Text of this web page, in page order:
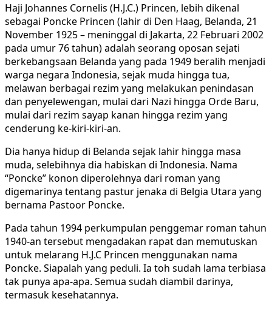
Haji Johannes Cornelis (H.J.C.) Princen, lebih dikenal
sebagai Poncke Princen (lahir di Den Haag, Belanda, 21
November 1925 – meninggal di Jakarta, 22 Februari 2002
pada umur 76 tahun) adalah seorang oposan sejati
berkebangsaan Belanda yang pada 1949 beralih menjadi
warga negara Indonesia, sejak muda hingga tua,
melawan berbagai rezim yang melakukan penindasan
dan penyelewengan, mulai dari Nazi hingga Orde Baru,
mulai dari rezim sayap kanan hingga rezim yang
cenderung ke-kiri-kiri-an.
Dia hanya hidup di Belanda sejak lahir hingga masa
muda, selebihnya dia habiskan di Indonesia. Nama
“Poncke” konon diperolehnya dari roman yang
digemarinya tentang pastur jenaka di Belgia Utara yang
bernama Pastoor Poncke.
Pada tahun 1994 perkumpulan penggemar roman tahun
1940-an tersebut mengadakan rapat dan memutuskan
untuk melarang H.J.C Princen menggunakan nama
Poncke. Siapalah yang peduli. Ia toh sudah lama terbiasa
tak punya apa-apa. Semua sudah diambil darinya,
termasuk kesehatannya.